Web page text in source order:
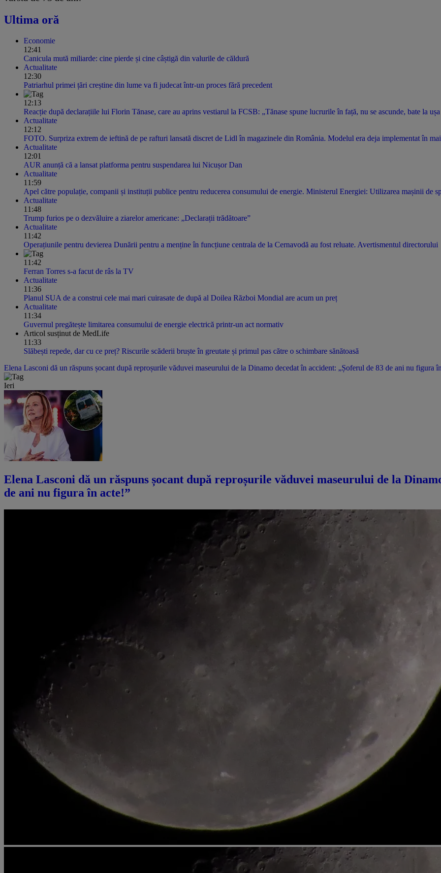
Ultima oră
Economie
12:41
Canicula mută miliarde: cine pierde și cine câștigă din valurile de căldură
Actualitate
12:30
Patriarhul primei țări creștine din lume va fi judecat într-un proces fără precedent
12:13
Reacție după declarațiile lui Florin Tănase, care au aprins vestiarul la FCSB: „Tănase spune lucrurile în față, nu se ascunde, bate la
Actualitate
12:12
FOTO. Surpriza extrem de ieftină de pe rafturi lansată discret de Lidl în magazinele din România. Modelul era deja implementat în
Actualitate
12:01
AUR anunță că a lansat platforma pentru suspendarea lui Nicușor Dan
Actualitate
11:59
Apel către populație, companii și instituții publice pentru reducerea consumului de energie. Ministerul Energiei: Utilizarea mașinii de
Actualitate
11:48
Trump furios pe o dezvăluire a ziarelor americane: „Declarații trădătoare”
Actualitate
11:42
Operațiunile pentru devierea Dunării pentru a menține în funcțiune centrala de la Cernavodă au fost reluate. Avertismentul directorului
11:42
Ferran Torres s-a facut de râs la TV
Actualitate
11:36
Planul SUA de a construi cele mai mari cuirasate de după al Doilea Război Mondial are acum un preț
Actualitate
11:34
Guvernul pregătește limitarea consumului de energie electrică printr-un act normativ
Articol susținut de MedLife
11:33
Slăbești repede, dar cu ce preț? Riscurile scăderii bruște în greutate și primul pas către o schimbare sănătoasă
Elena Lasconi dă un răspuns șocant după reproșurile văduvei maseurului de la Dinamo decedat în accident: „Șoferul de 83 de ani nu figura
Ieri
Elena Lasconi dă un răspuns șocant după reproșurile văduvei maseurului de la
de ani nu figura în acte!”